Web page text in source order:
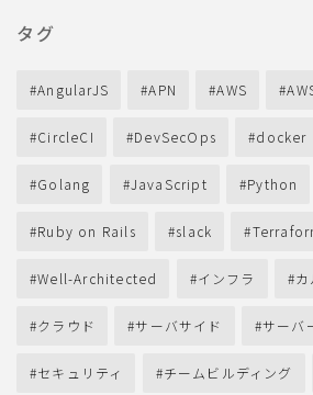
タグ
AngularJS APN AWS
CircleCI DevSecOps docker
Golang JavaScript Python
Ruby on Rails slack
Well-Architected インフラ
クラウド サーバサイド サーバ
セキュリティ チームビルディング